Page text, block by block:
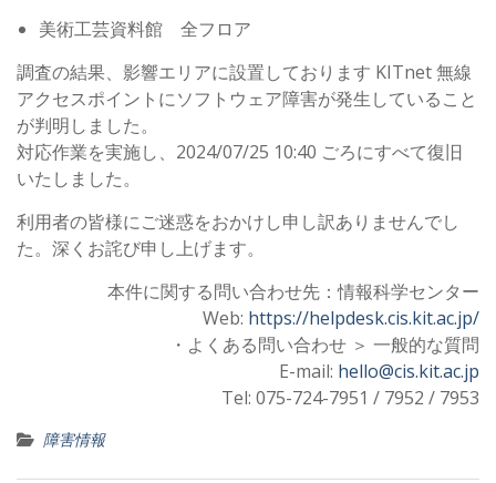
美術工芸資料館 全フロア
調査の結果、影響エリアに設置しております KITnet 無線
アクセスポイントにソフトウェア障害が発生していること
が判明しました。
対応作業を実施し、2024/07/25 10:40 ごろにすべて復旧
いたしました。
利用者の皆様にご迷惑をおかけし申し訳ありませんでし
た。深くお詫び申し上げます。
本件に関する問い合わせ先：情報科学センター
Web: https://helpdesk.cis.kit.ac.jp/
・よくある問い合わせ ＞ 一般的な質問
E-mail: hello@cis.kit.ac.jp
Tel: 075-724-7951 / 7952 / 7953
障害情報